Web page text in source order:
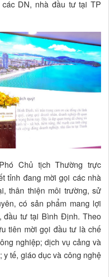
DN, nhà đầu tư tại TP
Chủ tịch Thường trực
tỉnh đang mời gọi các nhà
thân thiện môi trường, sử
có sản phẩm mang lợi
tư tại Bình Định. Theo
tiên mời gọi đầu tư là chế
nghiệp; dịch vụ cảng và
tế, giáo dục và công nghệ